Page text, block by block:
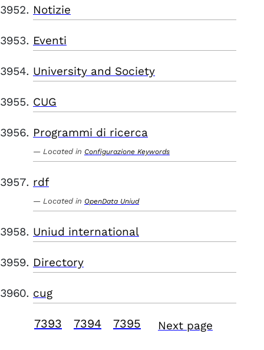
Notizie
Eventi
University and Society
CUG
Programmi di ricerca
Located in Configurazione Keywords
rdf
Located in OpenData Uniud
Uniud international
Directory
cug
7393 7394 7395 Next page